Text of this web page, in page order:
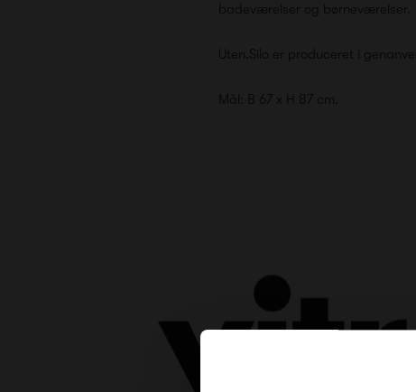
badeværelser og børneværelser.
Uten.Silo er produceret i
Mål: B 67 x H 87 cm.